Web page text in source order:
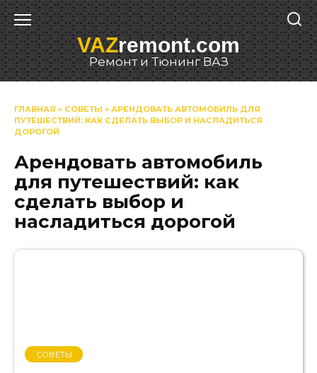
Перейти
к
содержаниюVAZremont.com
Ремонт и Тюнинг ВАЗ
ГЛАВНАЯ » СОВЕТЫ » АРЕНДОВАТЬ АВТОМОБИЛЬ ДЛЯ
ПУТЕШЕСТВИЙ: КАК СДЕЛАТЬ ВЫБОР И НАСЛАДИТЬСЯ
ДОРОГОЙ
Арендовать автомобиль
для путешествий: как
сделать выбор и
насладиться дорогой
СОВЕТЫ